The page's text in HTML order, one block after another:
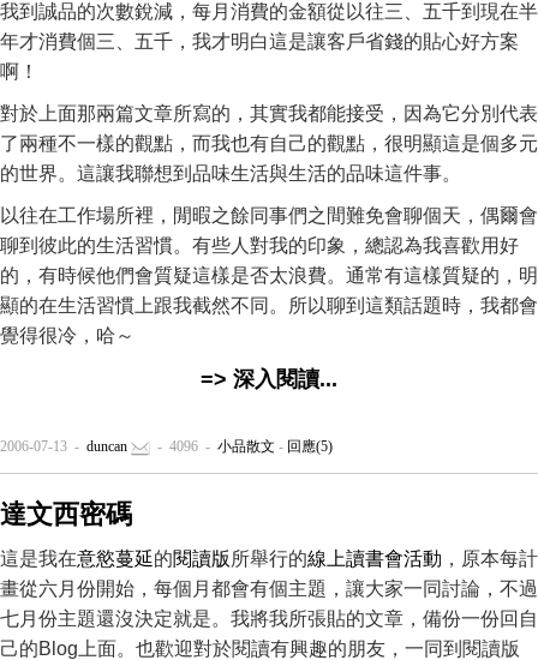
我到誠品的次數銳減，每月消費的金額從以往三、五千到現在半
年才消費個三、五千，我才明白這是讓客戶省錢的貼心好方案
啊！
對於上面那兩篇文章所寫的，其實我都能接受，因為它分別代表
了兩種不一樣的觀點，而我也有自己的觀點，很明顯這是個多元
的世界。這讓我聯想到品味生活與生活的品味這件事。
以往在工作場所裡，閒暇之餘同事們之間難免會聊個天，偶爾會
聊到彼此的生活習慣。有些人對我的印象，總認為我喜歡用好
的，有時候他們會質疑這樣是否太浪費。通常有這樣質疑的，明
顯的在生活習慣上跟我截然不同。所以聊到這類話題時，我都會
覺得很冷，哈～
=> 深入閱讀...
2006-07-13 - duncan - 4096 - 小品散文 - 回應(5)
達文西密碼
這是我在意慾蔓延的閱讀版 所舉行的線上讀書會活動 ，原本每計
畫從六月份開始，每個月都會有個主題，讓大家一同討論，不過
七月份主題還沒決定就是。我將我所張貼的文章，備份一份回自
己的Blog上面。也歡迎對於閱讀有興趣的朋友，一同到閱讀版